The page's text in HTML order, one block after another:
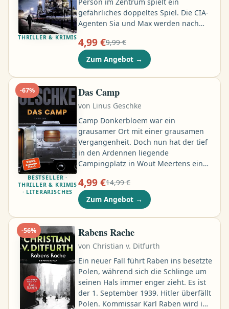
THRILLER & KRIMIS
gefährliches doppeltes Spiel. Die CIA-
Agenten Sia und Max werden nach
Privatbankier Vadim zu rekrutieren.
Sia arbeitet für eine Londoner Firma,
die Vermögen von Superreichen
verschleiert, Max leitet die Ranch
seiner Familie in Mexiko – eine
Tarnfirma der CIA seit den 1960er-
Jahren – auf der hochklassige
Rennpferde gezüchtet werden …
4,99 €9,99 €
Zum Angebot →
-67%
BESTSELLER ·
THRILLER & KRIMIS
· LITERARISCHES
Das Camp
von Linus Geschke
Camp Donkerbloem war ein
grausamer Ort mit einer grausamen
Vergangenheit. Doch nun hat der tief
in den Ardennen liegende
Campingplatz in Wout Meertens einen
ehemaligen Boxer Tayfun einen neuen
Verwalter gefunden. Während hier ein
friedlicheres Kapitel zu beginnen
scheint, treibt hunderte Kilometer
entfernt ein verstörender Killer sein
Unwesen …
4,99 €14,99 €
Zum Angebot →
-56% Rabens Rache
von Christian v. Ditfurth
Ein neuer Fall führt Raben ins besetzte
Polen, während sich die Schlinge um
seinen Hals immer enger zieht. Es ist
der 1. September 1939. Hitler überfällt
Polen. Kommissar Karl Raben wird in